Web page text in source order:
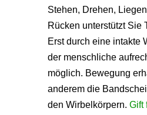
Stehen, Drehen,
Rücken unterstützt Sie
Erst durch eine intakte
der menschliche
möglich. Bewegung
anderem die
den Wirbelkörpern. Gift